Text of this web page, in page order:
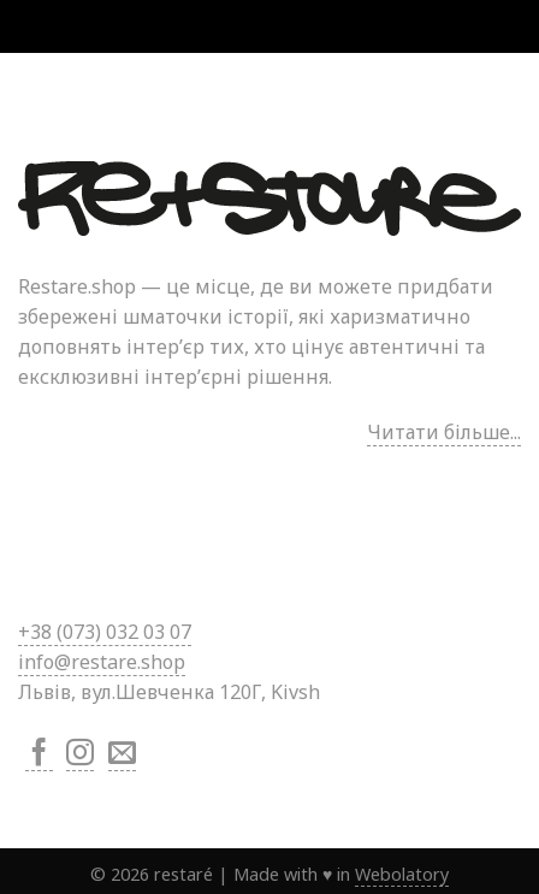
Restare.shop — це місце, де ви можете придбати
збережені шматочки історії, які харизматично
доповнять інтер’єр тих, хто цінує автентичні та
ексклюзивні інтер’єрні рішення.
Читати більше...
+38 (073) 032 03 07
info@restare.shop
Львів, вул.Шевченка 120Г, Kivsh
© 2026 restaré | Made with ♥ in Webolatory